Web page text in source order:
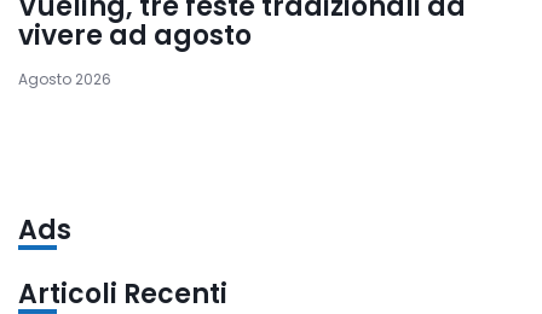
vivere ad agosto
Agosto 2026
Ads
Articoli Recenti